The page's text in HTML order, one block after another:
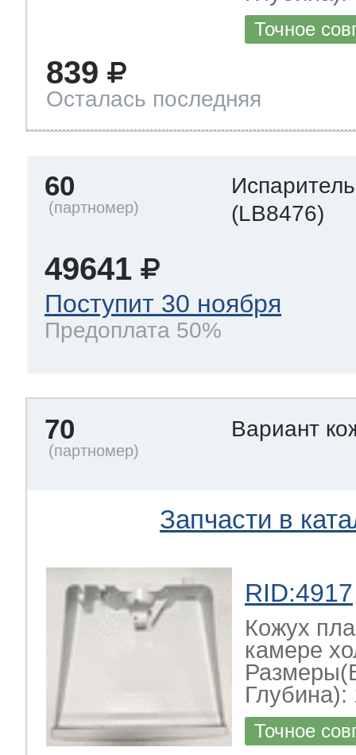
Точное
839
Осталась последняя
60
Испаритель
(LB8476)
49641
Поступит 30 ноября
Предоплата 50%
70 Вариант
Запчасти в
RID:4917
Кожух
камере
Глубина):
Точное